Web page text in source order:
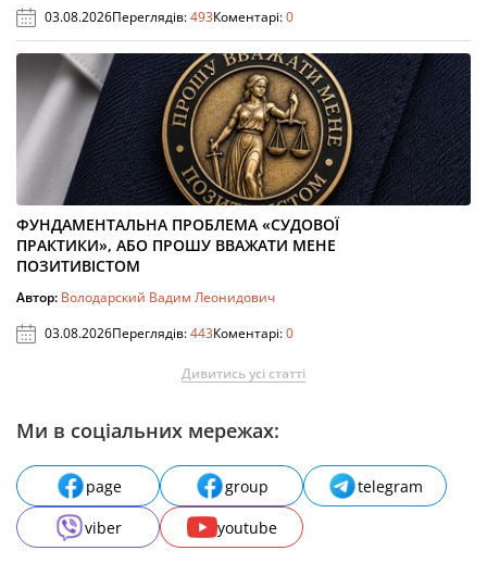
03.08.2026Переглядів:493Коментарі:0
ФУНДАМЕНТАЛЬНА ПРОБЛЕМА «СУДОВОЇ
ПРАКТИКИ», АБО ПРОШУ ВВАЖАТИ МЕНЕ
ПОЗИТИВІСТОМ
Автор: Володарский Вадим Леонидович
03.08.2026Переглядів:443Коментарі:0
Дивитись усі статті
Ми в соціальних мережах:
page group
telegram
viber
youtube